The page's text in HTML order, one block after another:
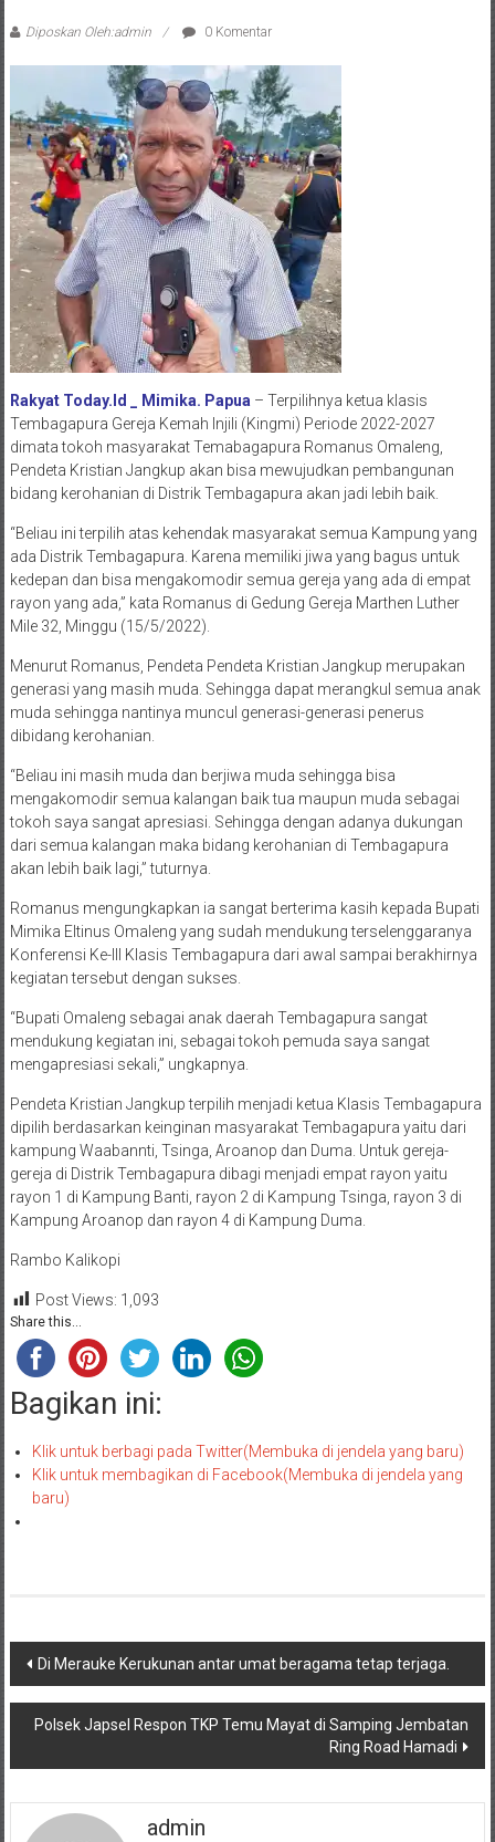
Diposkan Oleh:admin 0 Komentar
Rakyat Today.Id _ Mimika. Papua – Terpilihnya ketua klasis
Tembagapura Gereja Kemah Injili (Kingmi) Periode 2022-2027
dimata tokoh masyarakat Temabagapura Romanus Omaleng,
Pendeta Kristian Jangkup akan bisa mewujudkan pembangunan
bidang kerohanian di Distrik Tembagapura akan jadi lebih baik.
“Beliau ini terpilih atas kehendak masyarakat semua Kampung yang
ada Distrik Tembagapura. Karena memiliki jiwa yang bagus untuk
kedepan dan bisa mengakomodir semua gereja yang ada di empat
rayon yang ada,” kata Romanus di Gedung Gereja Marthen Luther
Mile 32, Minggu (15/5/2022).
Menurut Romanus, Pendeta Pendeta Kristian Jangkup merupakan
generasi yang masih muda. Sehingga dapat merangkul semua anak
muda sehingga nantinya muncul generasi-generasi penerus
dibidang kerohanian.
“Beliau ini masih muda dan berjiwa muda sehingga bisa
mengakomodir semua kalangan baik tua maupun muda sebagai
tokoh saya sangat apresiasi. Sehingga dengan adanya dukungan
dari semua kalangan maka bidang kerohanian di Tembagapura
akan lebih baik lagi,” tuturnya.
Romanus mengungkapkan ia sangat berterima kasih kepada Bupati
Mimika Eltinus Omaleng yang sudah mendukung terselenggaranya
Konferensi Ke-III Klasis Tembagapura dari awal sampai berakhirnya
kegiatan tersebut dengan sukses.
“Bupati Omaleng sebagai anak daerah Tembagapura sangat
mendukung kegiatan ini, sebagai tokoh pemuda saya sangat
mengapresiasi sekali,” ungkapnya.
Pendeta Kristian Jangkup terpilih menjadi ketua Klasis Tembagapura
dipilih berdasarkan keinginan masyarakat Tembagapura yaitu dari
kampung Waabannti, Tsinga, Aroanop dan Duma. Untuk gereja-
gereja di Distrik Tembagapura dibagi menjadi empat rayon yaitu
rayon 1 di Kampung Banti, rayon 2 di Kampung Tsinga, rayon 3 di
Kampung Aroanop dan rayon 4 di Kampung Duma.
Rambo Kalikopi
Post Views: 1,093
Share this...
Bagikan ini:
Klik untuk berbagi pada Twitter(Membuka di jendela yang baru)
Klik untuk membagikan di Facebook(Membuka di jendela yang
baru)
Navigasi
pos
Di Merauke Kerukunan antar umat beragama tetap terjaga.
Polsek Japsel Respon TKP Temu Mayat di Samping Jembatan
Ring Road Hamadi
admin